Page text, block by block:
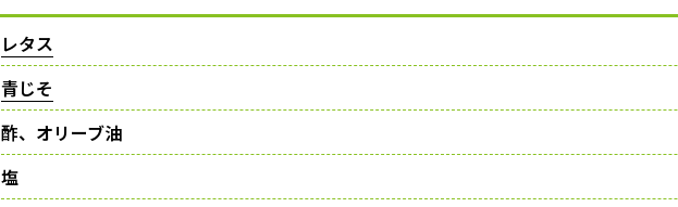
レタス
青じそ
酢、オリーブ油
塩